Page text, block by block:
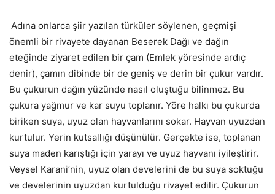
Adına onlarca şiir yazılan türküler söylenen, geçmişi
önemli bir rivayete dayanan Beserek Dağı ve dağın
eteğinde ziyaret edilen bir çam (Emlek yöresinde ardıç
denir), çamın dibinde bir de geniş ve derin bir çukur vardır.
Bu çukurun dağın yüzünde nasıl oluştuğu bilinmez. Bu
çukura yağmur ve kar suyu toplanır. Yöre halkı bu çukurda
biriken suya, uyuz olan hayvanlarını sokar. Hayvan uyuzdan
kurtulur. Yerin kutsallığı düşünülür. Gerçekte ise, toplanan
suya maden karıştığı için yarayı ve uyuz hayvanı iyileştirir.
Veysel Karani’nin, uyuz olan develerini de bu suya soktuğu
ve develerinin uyuzdan kurtulduğu rivayet edilir. Çukurun